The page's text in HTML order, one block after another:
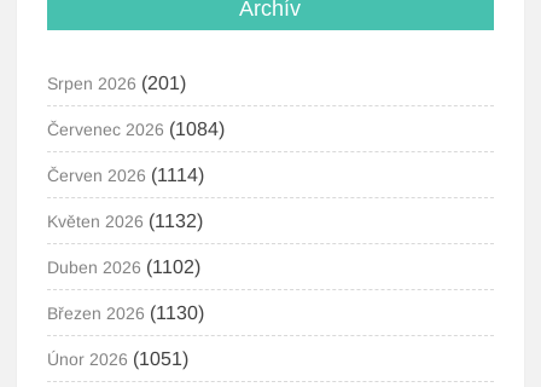
Archív
Srpen 2026 (201)
Červenec 2026 (1084)
Červen 2026 (1114)
Květen 2026 (1132)
Duben 2026 (1102)
Březen 2026 (1130)
Únor 2026 (1051)